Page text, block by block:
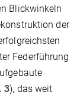
Blickwinkeln
der
Federführung
3), das weit